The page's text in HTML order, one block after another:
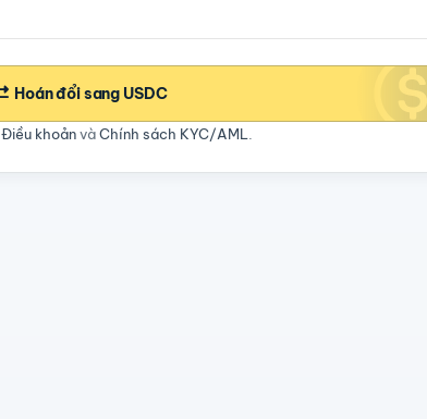
Hoán đổi sang USDC
Điều khoảnvàChính sách KYC/AML